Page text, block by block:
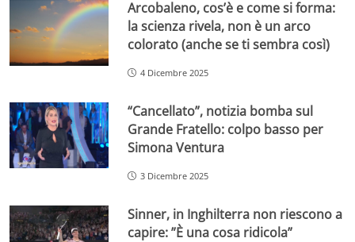
Arcobaleno, cos’è e come si forma:
la scienza rivela, non è un arco
colorato (anche se ti sembra così)
4 Dicembre 2025
“Cancellato”, notizia bomba sul
Grande Fratello: colpo basso per
Simona Ventura
3 Dicembre 2025
Sinner, in Inghilterra non riescono a
capire: ”È una cosa ridicola”